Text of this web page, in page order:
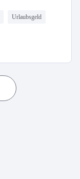
Urlaubsgeld